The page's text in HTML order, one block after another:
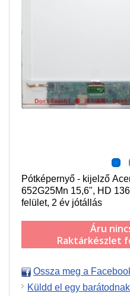
Pótképernyő - kijelző
652G25Mn 15,6", HD
felület, 2 év jótállás
Áru
Raktárkészlet
Ossza meg a
Küldd el egy